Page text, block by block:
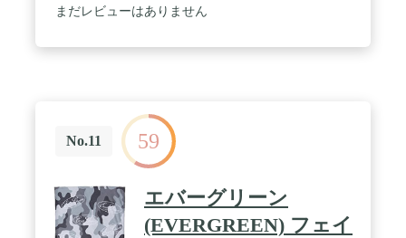
まだレビューはありません
No.11 59
エバーグリーン
(EVERGREEN) フェイ